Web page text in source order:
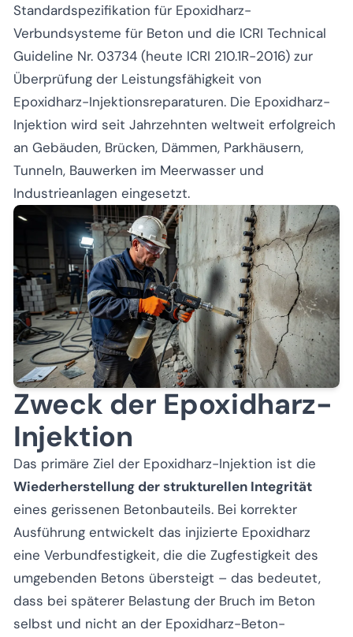
Standardspezifikation für Epoxidharz-
Verbundsysteme für Beton und die ICRI Technical
Guideline Nr. 03734 (heute ICRI 210.1R-2016) zur
Überprüfung der Leistungsfähigkeit von
Epoxidharz-Injektionsreparaturen. Die Epoxidharz-
Injektion wird seit Jahrzehnten weltweit erfolgreich
an Gebäuden, Brücken, Dämmen, Parkhäusern,
Tunneln, Bauwerken im Meerwasser und
Industrieanlagen eingesetzt.
Zweck der Epoxidharz-
Injektion
Das primäre Ziel der Epoxidharz-Injektion ist die
Wiederherstellung der strukturellen Integrität
eines gerissenen Betonbauteils. Bei korrekter
Ausführung entwickelt das injizierte Epoxidharz
eine Verbundfestigkeit, die die Zugfestigkeit des
umgebenden Betons übersteigt – das bedeutet,
dass bei späterer Belastung der Bruch im Beton
selbst und nicht an der Epoxidharz-Beton-